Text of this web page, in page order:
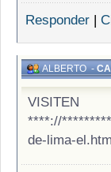
Responder |
ALBERTO-
****://
de-lima-